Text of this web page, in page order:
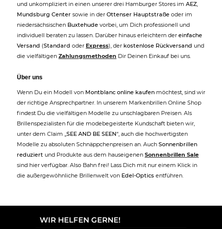
und unkompliziert in einen unserer drei Hamburger Stores im AEZ,
Mundsburg Center sowie in der Ottenser Hauptstraße oder im
niedersächsischen Buxtehude vorbei, um Dich professionell und
individuell beraten zu lassen. Darüber hinaus erleichtern der einfache
Versand (Standard oder Express), der kostenlose Rückversand und
die vielfältigen Zahlungsmethoden Dir Deinen Einkauf bei uns.
Über uns
Wenn Du ein Modell von Montblanc online kaufen möchtest, sind wir
der richtige Ansprechpartner. In unserem Markenbrillen Online Shop
findest Du die vielfältigen Modelle zu unschlagbaren Preisen. Als
Brillenspezialisten für die modebegeisterte Kundschaft bieten wir,
unter dem Claim „SEE AND BE SEEN“, auch die hochwertigsten
Modelle zu absoluten Schnäppchenpreisen an. Auch Sonnenbrillen
reduziert und Produkte aus dem hauseigenen Sonnenbrillen Sale
sind hier verfügbar. Also Bahn frei! Lass Dich mit nur einem Klick in
die außergewöhnliche Brillenwelt von Edel-Optics entführen.
WIR HELFEN GERNE!